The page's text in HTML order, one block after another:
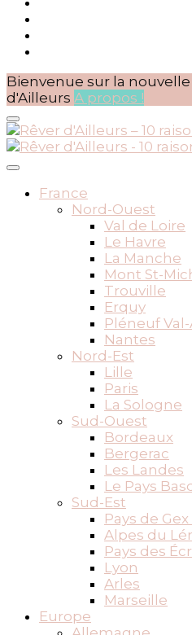
Bienvenue sur la
d'Ailleurs A propos !
Rêver
de s'envoler
France
Nord-Ouest
Val de Loire
Le Havre
La Manche
Mont St-
Trouville
Erquy
Pléneuf
Nantes
Nord-Est
Lille
Paris
La Sologne
Sud-Ouest
Bordeaux
Bergerac
Les Landes
Le Pays
Sud-Est
Pays de Gex
Alpes du
Pays des
Lyon
Arles
Marseille
Europe